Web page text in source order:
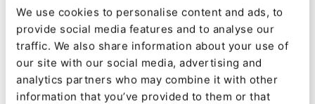
We use cookies to personalise content and ads, to
provide social media features and to analyse our
traffic. We also share information about your use of
our site with our social media, advertising and
analytics partners who may combine it with other
information that you’ve provided to them or that
16:00 - 19:00 Sessions croisées Ibexa & Quable